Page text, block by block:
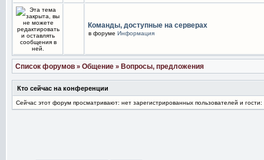
Команды, доступные на серверах
в форуме Информация
Список форумов » Общение » Вопросы, предложения
Кто сейчас на конференции
Сейчас этот форум просматривают: нет зарегистрированных пользователей и гости: